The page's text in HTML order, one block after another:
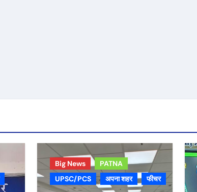
Big News
PATNA
UPSC/PCS
अपना शहर फीचर